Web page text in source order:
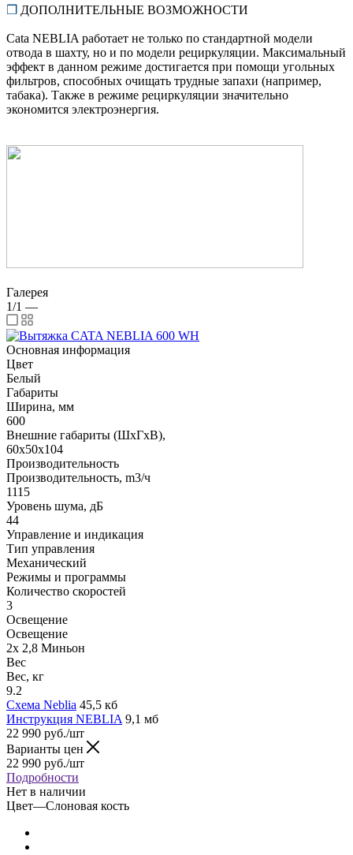
❒ ДОПОЛНИТЕЛЬНЫЕ ВОЗМОЖНОСТИ
Cata NEBLIA работает не только по стандартной модели
отвода в шахту, но и по модели рециркуляции. Максимальный
эффект в данном режиме достигается при помощи угольных
фильтров, способных очищать трудные запахи (например,
табака). Также в режиме рециркуляции значительно
экономится электроэнергия.
Галерея
1/1 —
Основная информация
Цвет
Белый
Габариты
Ширина, мм
600
Внешние габариты (ШхГхВ),
60х50х104
Производительность
Производительность, m3/ч
1115
Уровень шума, дБ
44
Управление и индикация
Тип управления
Механический
Режимы и программы
Количество скоростей
3
Освещение
Освещение
2x 2,8 Миньон
Вес
Вес, кг
9.2
Схема Neblia 45,5 кб
Инструкция NEBLIA 9,1 мб
22 990 руб./шт
Варианты цен
22 990 руб./шт
Подробности
Нет в наличии
Цвет—Слоновая кость